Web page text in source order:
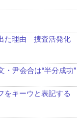
た理由 捜査活発化
・尹会合は“半分成功”
をキーウと表記する